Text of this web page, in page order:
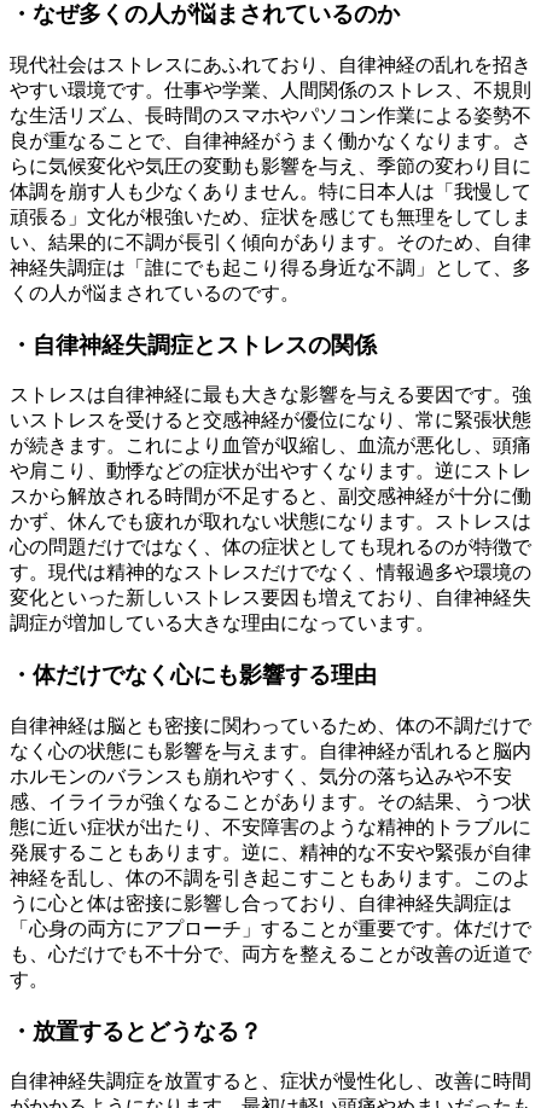
・なぜ多くの人が悩まされているのか
現代社会はストレスにあふれており、自律神経の乱れを招き
やすい環境です。仕事や学業、人間関係のストレス、不規則
な生活リズム、長時間のスマホやパソコン作業による姿勢不
良が重なることで、自律神経がうまく働かなくなります。さ
らに気候変化や気圧の変動も影響を与え、季節の変わり目に
体調を崩す人も少なくありません。特に日本人は「我慢して
頑張る」文化が根強いため、症状を感じても無理をしてしま
い、結果的に不調が長引く傾向があります。そのため、自律
神経失調症は「誰にでも起こり得る身近な不調」として、多
くの人が悩まされているのです。
・自律神経失調症とストレスの関係
ストレスは自律神経に最も大きな影響を与える要因です。強
いストレスを受けると交感神経が優位になり、常に緊張状態
が続きます。これにより血管が収縮し、血流が悪化し、頭痛
や肩こり、動悸などの症状が出やすくなります。逆にストレ
スから解放される時間が不足すると、副交感神経が十分に働
かず、休んでも疲れが取れない状態になります。ストレスは
心の問題だけではなく、体の症状としても現れるのが特徴で
す。現代は精神的なストレスだけでなく、情報過多や環境の
変化といった新しいストレス要因も増えており、自律神経失
調症が増加している大きな理由になっています。
・体だけでなく心にも影響する理由
自律神経は脳とも密接に関わっているため、体の不調だけで
なく心の状態にも影響を与えます。自律神経が乱れると脳内
ホルモンのバランスも崩れやすく、気分の落ち込みや不安
感、イライラが強くなることがあります。その結果、うつ状
態に近い症状が出たり、不安障害のような精神的トラブルに
発展することもあります。逆に、精神的な不安や緊張が自律
神経を乱し、体の不調を引き起こすこともあります。このよ
うに心と体は密接に影響し合っており、自律神経失調症は
「心身の両方にアプローチ」することが重要です。体だけで
も、心だけでも不十分で、両方を整えることが改善の近道で
す。
・放置するとどうなる？
自律神経失調症を放置すると、症状が慢性化し、改善に時間